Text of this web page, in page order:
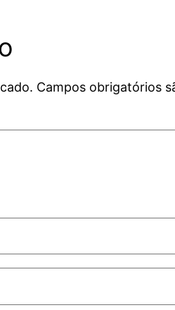
Campos obrigatórios